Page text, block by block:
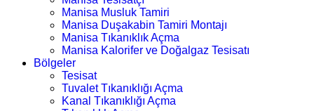
Manisa Musluk Tamiri
Manisa Duşakabin Tamiri Montajı
Manisa Tıkanıklık Açma
Manisa Kalorifer ve Doğalgaz Tesisatı
Bölgeler
Tesisat
Tuvalet Tıkanıklığı Açma
Kanal Tıkanıklığı Açma